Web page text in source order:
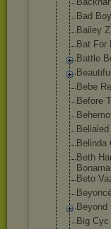
Bad
Bailey
Bat For
Battle
Bebe
Before
Belialed
Belinda
Beth
Beto
Beyond
Big Cyc